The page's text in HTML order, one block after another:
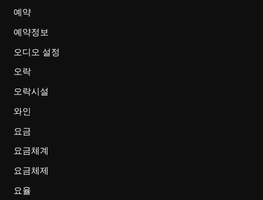
예약
예약정보
오디오 설정
오락
오락시설
와인
요금
요금체계
요금체제
요율